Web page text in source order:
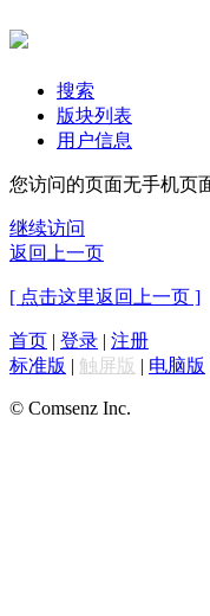
搜索
版块列表
用户信息
您访问的页面无手机页
继续访问
返回上一页
[ 点击这里返回上一页 ]
首页 | 登录 | 注册
标准版 | 触屏版 | 电脑版
© Comsenz Inc.